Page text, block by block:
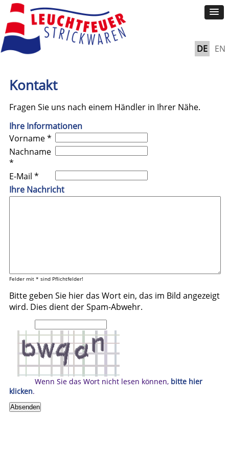
DE EN
Kontakt
Fragen Sie uns nach einem Händler in Ihrer Nähe.
Ihre Informationen
Vorname *
Nachname
*
E-Mail *
Ihre Nachricht
Felder mit * sind Pflichtfelder!
Bitte geben Sie hier das Wort ein, das im Bild angezeigt
wird. Dies dient der Spam-Abwehr.
Wenn Sie das Wort nicht lesen können, bitte hier
klicken.